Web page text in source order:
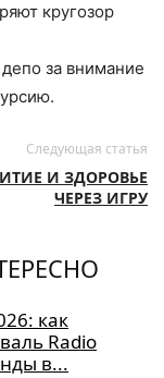
кругозор
за внимание
Следующая статья
И ЗДОРОВЬЕ
ЧЕРЕЗ ИГРУ
как
Radio
в...